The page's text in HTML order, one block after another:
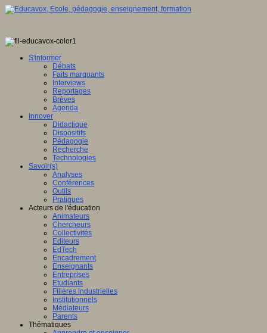
S'informer
Débats
Faits marquants
Interviews
Reportages
Brèves
Agenda
Innover
Didactique
Dispositifs
Pédagogie
Recherche
Technologies
Savoir(s)
Analyses
Conférences
Outils
Pratiques
Acteurs de l'éducation
Animateurs
Chercheurs
Collectivités
Editeurs
EdTech
Encadrement
Enseignants
Entreprises
Etudiants
Filières industrielles
Institutionnels
Médiateurs
Parents
Thématiques